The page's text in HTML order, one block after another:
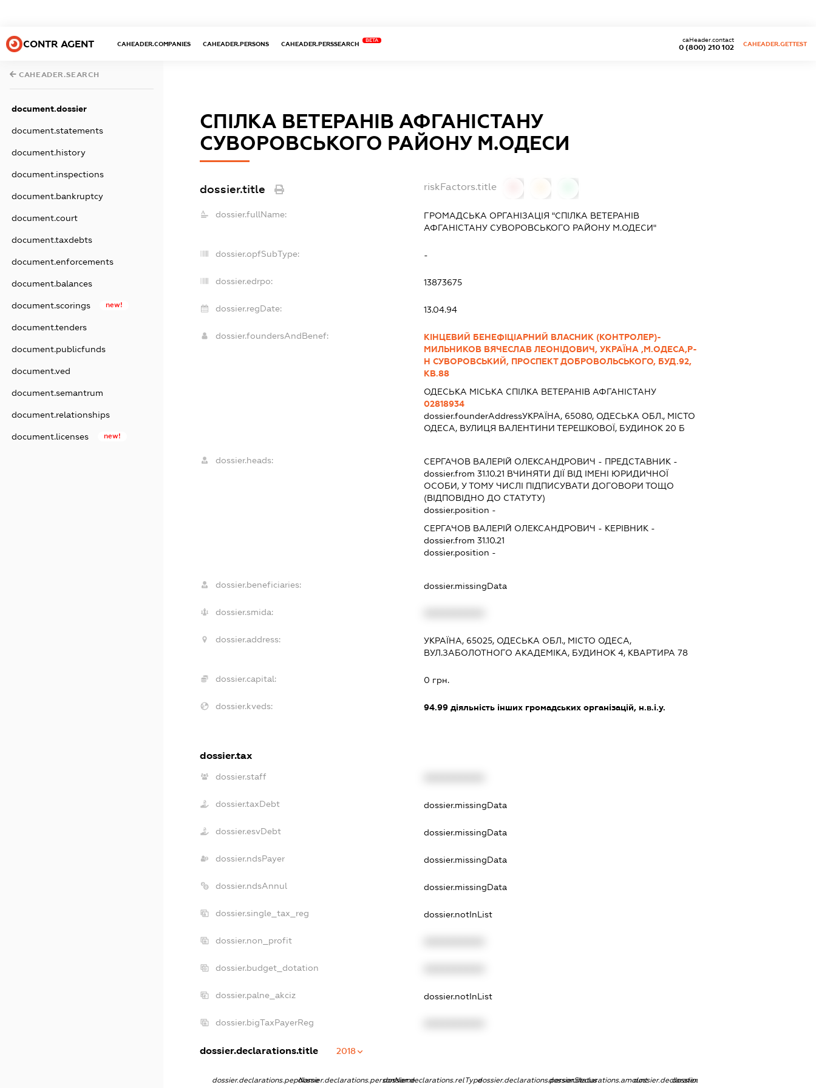
CONTR AGENT CAHEADER.COMPANIES CAHEADER.PERSONS CAHEADER.PERSSEARCH
BETA
0 (800) 210 102
caHeader.contact
CAHEADER.GETTEST
CAHEADER.SEARCH
document.dossier
document.statements
document.history
document.inspections
document.bankruptcy
document.court
document.taxdebts
document.enforcements
document.balances
document.scorings new!
document.tenders
document.publicfunds
document.ved
document.semantrum
document.relationships
document.licenses new!
СПІЛКА ВЕТЕРАНІВ АФГАНІСТАНУ
СУВОРОВСЬКОГО РАЙОНУ М.ОДЕСИ
dossier.title riskFactors.title
dossier.fullName:
ГРОМАДСЬКА ОРГАНІЗАЦІЯ "СПІЛКА ВЕТЕРАНІВ
АФГАНІСТАНУ СУВОРОВСЬКОГО РАЙОНУ М.ОДЕСИ"
dossier.opfSubType: -
dossier.edrpo: 13873675
dossier.regDate: 13.04.94
dossier.foundersAndBenef:
КІНЦЕВИЙ БЕНЕФІЦІАРНИЙ ВЛАСНИК (КОНТРОЛЕР)-
МИЛЬНИКОВ ВЯЧЕСЛАВ ЛЕОНІДОВИЧ, УКРАЇНА ,М.ОДЕСА,Р-
Н СУВОРОВСЬКИЙ, ПРОСПЕКТ ДОБРОВОЛЬСЬКОГО, БУД.92,
КВ.88
ОДЕСЬКА МІСЬКА СПІЛКА ВЕТЕРАНІВ АФГАНІСТАНУ
02818934
dossier.founderAddressУКРАЇНА, 65080, ОДЕСЬКА ОБЛ., МІСТО
ОДЕСА, ВУЛИЦЯ ВАЛЕНТИНИ ТЕРЕШКОВОЇ, БУДИНОК 20 Б
dossier.heads: СЕРГАЧОВ ВАЛЕРІЙ ОЛЕКСАНДРОВИЧ - ПРЕДСТАВНИК -
dossier.from 31.10.21 ВЧИНЯТИ ДІЇ ВІД ІМЕНІ ЮРИДИЧНОЇ
ОСОБИ, У ТОМУ ЧИСЛІ ПІДПИСУВАТИ ДОГОВОРИ ТОЩО
(ВІДПОВІДНО ДО СТАТУТУ)
dossier.position -
СЕРГАЧОВ ВАЛЕРІЙ ОЛЕКСАНДРОВИЧ - КЕРІВНИК -
dossier.from 31.10.21
dossier.position -
dossier.beneficiaries: dossier.missingData
dossier.smida:
dossier.address:
УКРАЇНА, 65025, ОДЕСЬКА ОБЛ., МІСТО ОДЕСА,
ВУЛ.ЗАБОЛОТНОГО АКАДЕМІКА, БУДИНОК 4, КВАРТИРА 78
dossier.capital: 0 грн.
dossier.kveds: 94.99 діяльність інших громадських організацій, н.в.і.у.
dossier.tax
dossier.staff
dossier.taxDebt dossier.missingData
dossier.esvDebt dossier.missingData
dossier.ndsPayer dossier.missingData
dossier.ndsAnnul dossier.missingData
dossier.single_tax_reg dossier.notInList
dossier.non_profit
dossier.budget_dotation
dossier.palne_akciz dossier.notInList
dossier.bigTaxPayerReg
dossier.declarations.title 2018
dossier.declarations.pepNamedossier.declarations.personNamedossier.declarations.relTypedossier.declarations.personStatusdossier.declarations.amountdossier.declarations.currency
dossier.declarations.source